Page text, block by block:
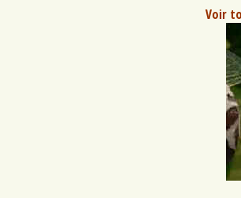
Voir